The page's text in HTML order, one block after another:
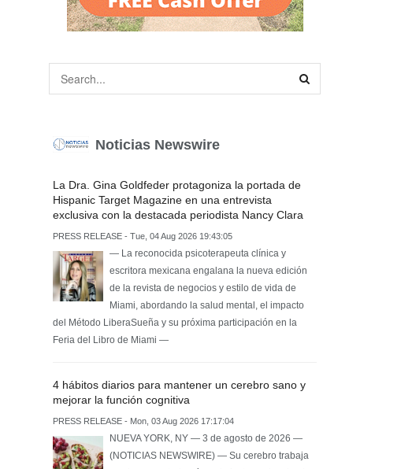
Noticias Newswire
La Dra. Gina Goldfeder protagoniza la portada de
Hispanic Target Magazine en una entrevista
exclusiva con la destacada periodista Nancy Clara
PRESS RELEASE - Tue, 04 Aug 2026 19:43:05
— La reconocida psicoterapeuta clínica y
escritora mexicana engalana la nueva edición
de la revista de negocios y estilo de vida de
Miami, abordando la salud mental, el impacto
del Método LiberaSueña y su próxima participación en la
Feria del Libro de Miami —
4 hábitos diarios para mantener un cerebro sano y
mejorar la función cognitiva
PRESS RELEASE - Mon, 03 Aug 2026 17:17:04
NUEVA YORK, NY — 3 de agosto de 2026 —
(NOTICIAS NEWSWIRE) — Su cerebro trabaja